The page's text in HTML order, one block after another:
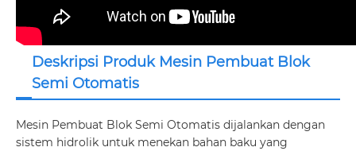
Deskripsi Produk Mesin Pembuat Blok
Semi Otomatis
Mesin Pembuat Blok Semi Otomatis dijalankan dengan
sistem hidrolik untuk menekan bahan baku yang